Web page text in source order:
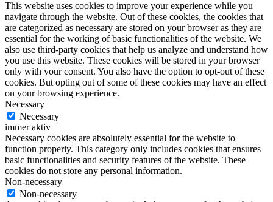
This website uses cookies to improve your experience while you
navigate through the website. Out of these cookies, the cookies that
are categorized as necessary are stored on your browser as they are
essential for the working of basic functionalities of the website. We
also use third-party cookies that help us analyze and understand how
you use this website. These cookies will be stored in your browser
only with your consent. You also have the option to opt-out of these
cookies. But opting out of some of these cookies may have an effect
on your browsing experience.
Necessary
Necessary
immer aktiv
Necessary cookies are absolutely essential for the website to
function properly. This category only includes cookies that ensures
basic functionalities and security features of the website. These
cookies do not store any personal information.
Non-necessary
Non-necessary